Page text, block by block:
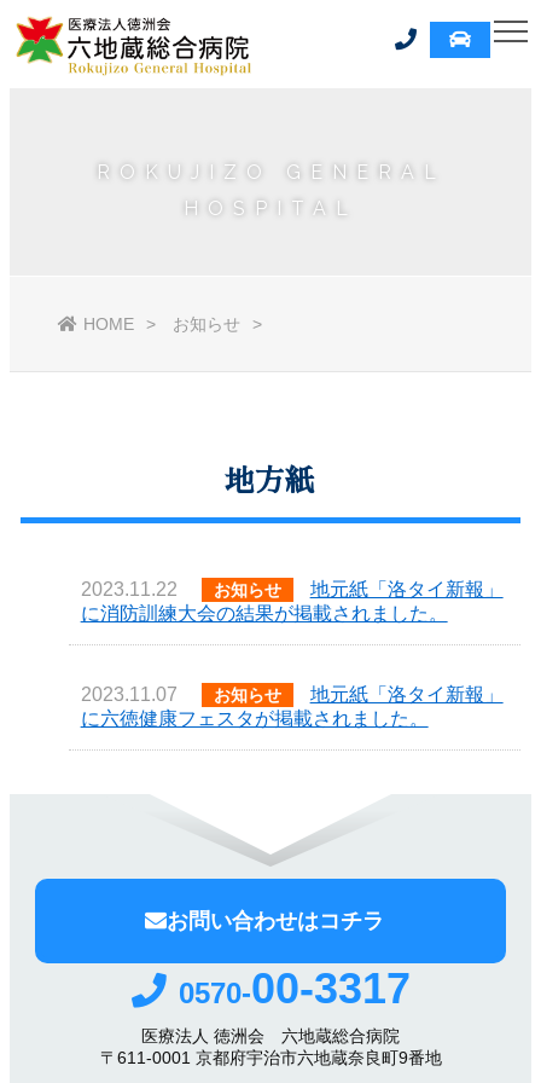
ROKUJIZO GENERAL
HOSPITAL
HOME お知らせ
地方紙
2023.11.22 お知らせ
地元紙「洛タイ新報」
に消防訓練大会の結果が掲載されました。
2023.11.07 お知らせ
地元紙「洛タイ新報」
に六徳健康フェスタが掲載されました。
お問い合わせはコチラ
0570-00-3317
医療法人 徳洲会 六地蔵総合病院
〒611-0001 京都府宇治市六地蔵奈良町9番地